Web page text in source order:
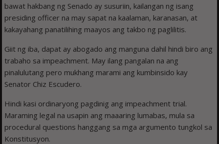
bawat hakbang ng Senado ay susuriin, kailangan ng isang
presiding officer na may sapat na kaalaman, karanasan, at
kakayahang panatilihing maayos ang takbo ng paglilitis.
Giit ng iba, dapat ay abogado ang manguna dahil hindi biro ang
trabaho sa impeachment. May ilang pangalan na ang
pinalulutang pero mukhang marami ang kumbinsido kay
Senator Chiz Escudero.
Hindi kasi ordinaryong pagdinig ang impeachment trial.
Maraming legal na usapin ang maaaring lumabas, mula sa
procedural questions hanggang sa mga argumento tungkol sa
Konstitusyon.